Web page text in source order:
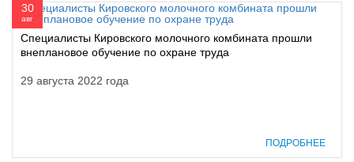
30
авг
Специалисты Кировского молочного комбината прошли
внеплановое обучение по охране труда
29 августа 2022 года
ПОДРОБНЕЕ